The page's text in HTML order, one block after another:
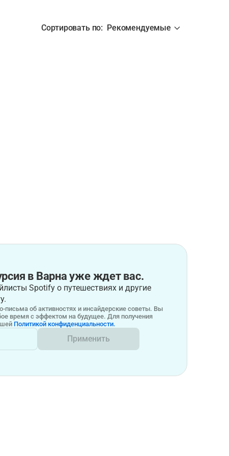
Сортировать по: Рекомендуемые
в Варна уже ждет вас.
Spotify о путешествиях и другие
об активностях и инсайдерские советы. Вы
время с эффектом на будущее. Для получения
Политикой конфиденциальности.
Применить